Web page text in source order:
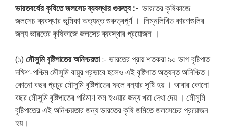
ভারতবর্ষের কৃষিতে জলসেচ ব্যবস্থার গুরুত্ব :- ভারতের কৃষিকাজে
জলসেচ ব্যবস্থার ভূমিকা অত্যন্ত গুরুত্বপূর্ণ । নিম্নলিখিত কারণগুলির
জন্য ভারতের কৃষিকাজে জলসেচ ব্যবস্থার প্রয়োজন ।
(১) মৌসুমি বৃষ্টিপাতের অনিশ্চয়তা:- ভারতের প্রায় শতকরা ৯০ ভাগ বৃষ্টিপাত
দক্ষিণ-পশ্চিম মৌসুমি বায়ুর প্রভাবে হলেও এই বৃষ্টিপাত অত্যন্ত অনিশ্চিত।
কোনো বছর প্রচুর মৌসুমি বৃষ্টিপাতের ফলে বন্যার সৃষ্টি হয় । আবার কোনো
বছর মৌসুমি বৃষ্টিপাতের পরিমাণ কম হওয়ার জন্য খরা দেখা দেয় । মৌসুমি
বৃষ্টিপাতের এই অনিশ্চয়তার জন্য ভারতের কৃষি জমিতে জলসেচের প্রয়োজন
হয়।